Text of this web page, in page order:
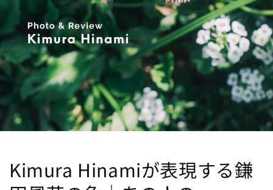
Kimura Hinamiが表現する鎌